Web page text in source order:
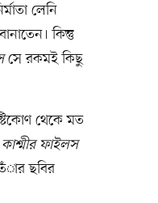
লেনি
কিন্তু
সে রকমই কিছু
থেকে মত
কাশ্মীর ফাইলস
ছবির